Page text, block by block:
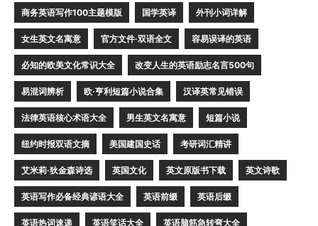
商务英语写作100主题模版 国学英译 外刊小词详解
女生英文名寓意 官方文件·双语全文 容易误译的英语
必知的欧美文化常识大全 改变人生的英语励志名言500句
易混词辨析 欧·亨利短篇小说合集 汉译英常见错误
法律英语核心术语大全 男生英文名寓意 短篇小说
纽约时报双语文摘 美国建国史话 考研词汇精讲
艾米莉·狄金森诗选 英国文化 英文原版书下载 英文诗歌
英语写作必备经典谚语大全 英语前缀 英语后缀
英语热词速递 英语笑话大全 英语脑筋急转弯大全